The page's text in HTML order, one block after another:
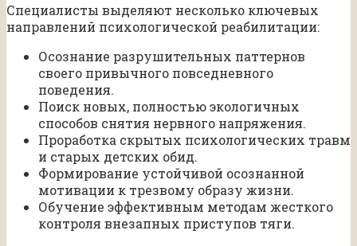
Специалисты выделяют несколько ключевых
направлений психологической реабилитации:
Осознание разрушительных паттернов
своего привычного повседневного
поведения.
Поиск новых, полностью экологичных
способов снятия нервного напряжения.
Проработка скрытых психологических травм
и старых детских обид.
Формирование устойчивой осознанной
мотивации к трезвому образу жизни.
Обучение эффективным методам жесткого
контроля внезапных приступов тяги.